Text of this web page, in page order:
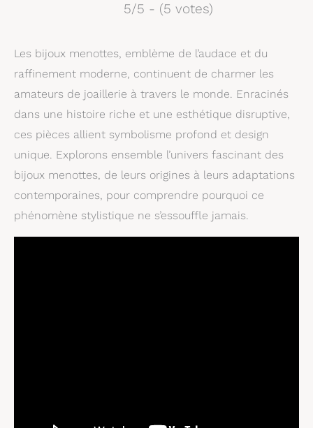
5/5 - (5 votes)
Les bijoux menottes, emblème de l’audace et du
raffinement moderne, continuent de charmer les
amateurs de joaillerie à travers le monde. Enracinés
dans une histoire riche et une esthétique disruptive,
ces pièces allient symbolisme profond et design
unique. Explorons ensemble l’univers fascinant des
bijoux menottes, de leurs origines à leurs adaptations
contemporaines, pour comprendre pourquoi ce
phénomène stylistique ne s’essouffle jamais.